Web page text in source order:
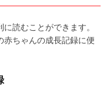
読むことができます。
赤ちゃんの成長記録に便